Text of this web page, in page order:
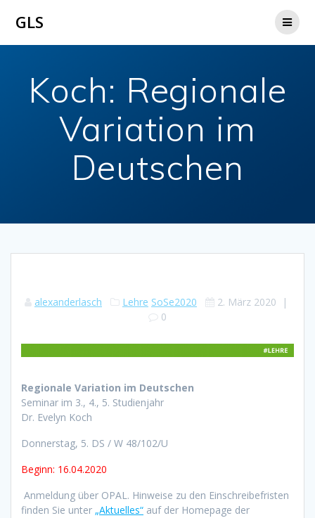
GLS
Koch: Regionale
Variation im
Deutschen
alexanderlasch Lehre SoSe2020 2. März 2020 |
0
Regionale Variation im Deutschen
Seminar im 3., 4., 5. Studienjahr
Dr. Evelyn Koch
Donnerstag, 5. DS / W 48/102/U
Beginn: 16.04.2020
Anmeldung über OPAL. Hinweise zu den Einschreibefristen
finden Sie unter „Aktuelles“ auf der Homepage der